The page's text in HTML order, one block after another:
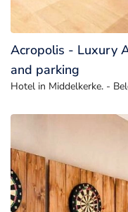
Acropolis - Luxury
and parking
Hotel in Middelkerke. -